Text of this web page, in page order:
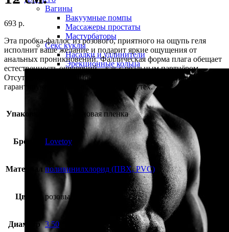
Вагины
Вакуумные помпы
Массажеры простаты
Мастурбаторы
Секс куклы
Насадки и удлинители
Эрекционные кольца
693 р.
Эта пробка-фаллос из розового, приятного на ощупь геля
исполнит ваше желание и подарит яркие ощущения от
анальных проникновений. Фаллическая форма плага обещает
естественность ощущений – как с реальным партнёром.
Отсутствие швов и широкое ограничительное основание
гарантируют безопасность анальных утех.
Упаковка полиэтиленовая пленка
Бренд Lovetoy
Материал поливинилхлорид (ПВХ, PVC)
Цвет розовый
Диаметр 3.50